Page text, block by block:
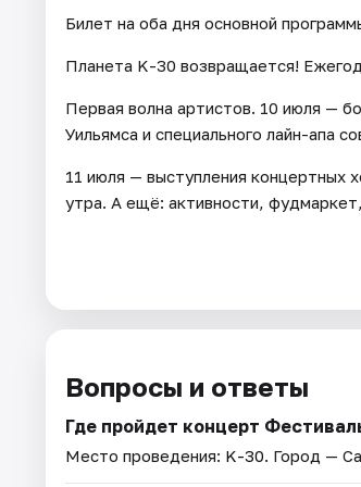
Билет на оба дня основной
Планета K-30 возвращается!
Первая волна артистов. 10 июля —
Уильямса и специального лайн-апа
11 июля — выступления концертных
утра. А ещё: активности,
Вопросы и ответы
Где пройдет концерт
Место проведения: K-30. Город —